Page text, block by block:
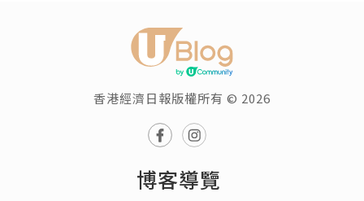
香港經濟日報版權所有 © 2026
博客導覽